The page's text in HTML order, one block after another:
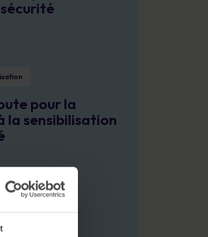
pour la
la sensibilisation